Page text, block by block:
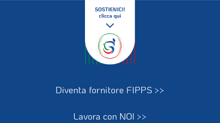
Diventa fornitore FIPPS >>
Lavora con NOI >>